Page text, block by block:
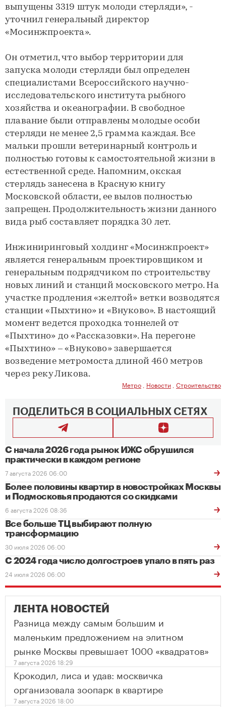
выпущены 3319 штук молоди стерляди», -
уточнил генеральный директор
«Мосинжпроекта».
Он отметил, что выбор территории для
запуска молоди стерляди был определен
специалистами Всероссийского научно-
исследовательского института рыбного
хозяйства и океанографии. В свободное
плавание были отправлены молодые особи
стерляди не менее 2,5 грамма каждая. Все
мальки прошли ветеринарный контроль и
полностью готовы к самостоятельной жизни в
естественной среде. Напомним, окская
стерлядь занесена в Красную книгу
Московской области, ее вылов полностью
запрещен. Продолжительность жизни данного
вида рыб составляет порядка 30 лет.
Инжиниринговый холдинг «Мосинжпроект»
является генеральным проектировщиком и
генеральным подрядчиком по строительству
новых линий и станций московского метро. На
участке продления «желтой» ветки возводятся
станции «Пыхтино» и «Внуково». В настоящий
момент ведется проходка тоннелей от
«Пыхтино» до «Рассказовки». На перегоне
«Пыхтино» – «Внуково» завершается
возведение метромоста длиной 460 метров
через реку Ликова.
Метро Новости Строительство
ПОДЕЛИТЬСЯ В СОЦИАЛЬНЫХ СЕТЯХ
С начала 2026 года рынок ИЖС обрушился
практически в каждом регионе
7 августа 2026 06:00
Более половины квартир в новостройках Москвы
и Подмосковья продаются со скидками
6 августа 2026 08:36
Все больше ТЦ выбирают полную
трансформацию
30 июля 2026 06:00
С 2024 года число долгостроев упало в пять раз
24 июля 2026 06:00
ЛЕНТА НОВОСТЕЙ
Разница между самым большим и
маленьким предложением на элитном
рынке Москвы превышает 1000 «квадратов»
7 августа 2026 18:29
Крокодил, лиса и удав: москвичка
организовала зоопарк в квартире
7 августа 2026 18:00